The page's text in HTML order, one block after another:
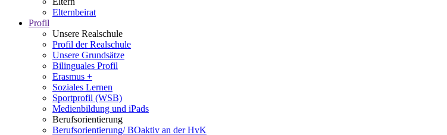
Elternbeirat
Profil
Unsere Realschule
Profil der Realschule
Unsere Grundsätze
Bilinguales Profil
Erasmus +
Soziales Lernen
Sportprofil (WSB)
Medienbildung und iPads
Berufsorientierung
Berufsorientierung/ BOaktiv an der HvK